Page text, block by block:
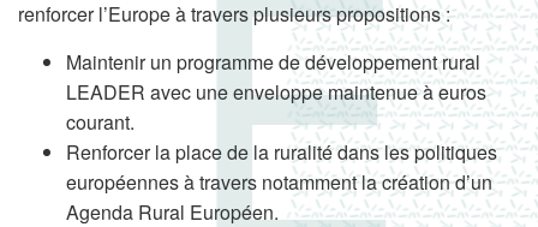
renforcer l’Europe à travers plusieurs propositions :
Maintenir un programme de développement rural
LEADER avec une enveloppe maintenue à euros
courant.
Renforcer la place de la ruralité dans les politiques
européennes à travers notamment la création d’un
Agenda Rural Européen.